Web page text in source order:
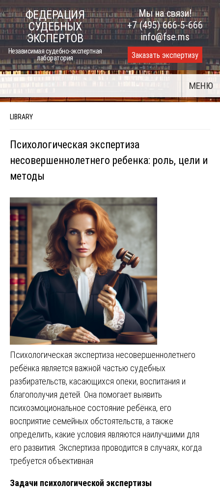
Skip
to
content
ФЕДЕРАЦИЯ
СУДЕБНЫХ
ЭКСПЕРТОВ
Независимая судебно-экспертная
лаборатория
Мы на связи!
+7 (495) 666-5-666
info@fse.ms
Заказать экспертизу
МЕНЮ
LIBRARY
Психологическая экспертиза
несовершеннолетнего ребенка: роль, цели и
методы
Психологическая экспертиза несовершеннолетнего
ребёнка является важной частью судебных
разбирательств, касающихся опеки, воспитания и
благополучия детей. Она помогает выявить
психоэмоциональное состояние ребёнка, его
восприятие семейных обстоятельств, а также
определить, какие условия являются наилучшими для
его развития. Экспертиза проводится в случаях, когда
требуется объективная
Задачи психологической экспертизы